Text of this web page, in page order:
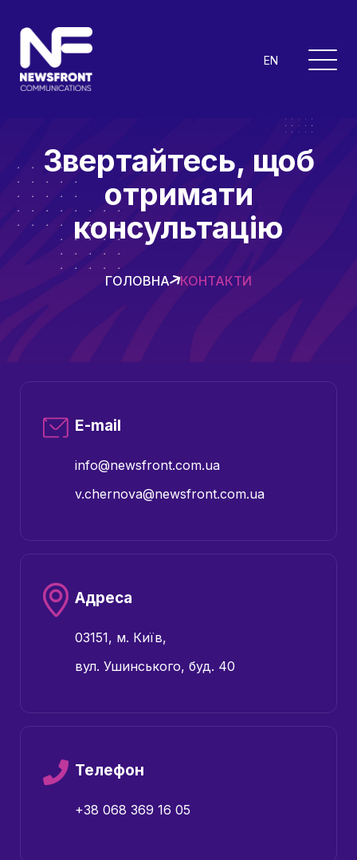
EN
Звертайтесь, щоб
отримати
консультацію
ГОЛОВНА КОНТАКТИ
E-mail
info@newsfront.com.ua
v.chernova@newsfront.com.ua
Адреса
03151, м. Київ,
вул. Ушинського, буд. 40
Телефон
+38 068 369 16 05